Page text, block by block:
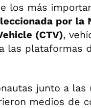
los más
por la
(CTV),
las plataformas
junto a las
medios de